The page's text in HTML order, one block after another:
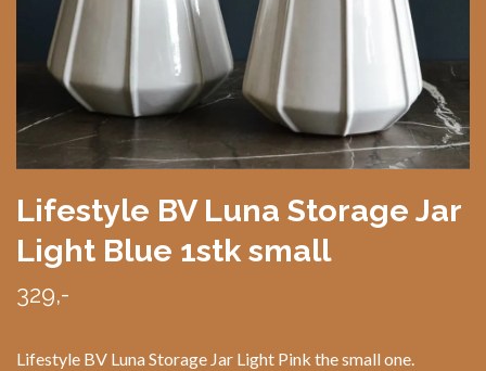
Lifestyle BV Luna Storage Jar
Light Blue 1stk small
329,-
Lifestyle BV Luna Storage Jar Light Pink the small one.